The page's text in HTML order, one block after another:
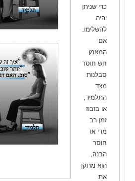
כדי שניתן
יהיה
להשלימו.
אם
המאמן
חש חוסר
סבלנות
מצד
התלמיד,
או בזבוז
זמן רב
מדי או
חוסר
הבנה,
הוא מתקן
את